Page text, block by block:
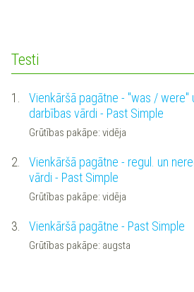
Testi
1.
Vienkāršā pagātne - "was / were"
darbības vārdi - Past Simple
Grūtības pakāpe: vidēja
2.
Vienkāršā pagātne - regul. un
vārdi - Past Simple
Grūtības pakāpe: vidēja
3. Vienkāršā pagātne - Past Simple
Grūtības pakāpe: augsta